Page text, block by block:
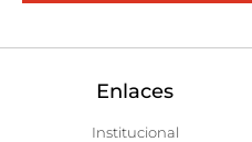
Enlaces
Institucional